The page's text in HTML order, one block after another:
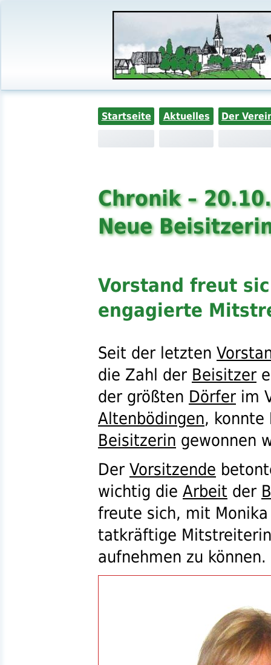
Startseite Aktuelles Der
Chronik –
Neue
Vorstand freut
engagierte
Seit der letzten
die Zahl der Beisitzer
der größten Dörfer im
Altenbödingen, konnte
Beisitzerin gewonnen
Der Vorsitzende
wichtig die Arbeit der
freute sich, mit
tatkräftige
aufnehmen zu können.